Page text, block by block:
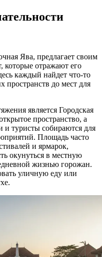
Ява, предлагает своим
которые отражают его
каждый найдет что-то
пространств до мест для
является Городская
пространство, а
и туристы собираются для
Площадь часто
и ярмарок,
окунуться в местную
жизнью горожан.
уличную еду или